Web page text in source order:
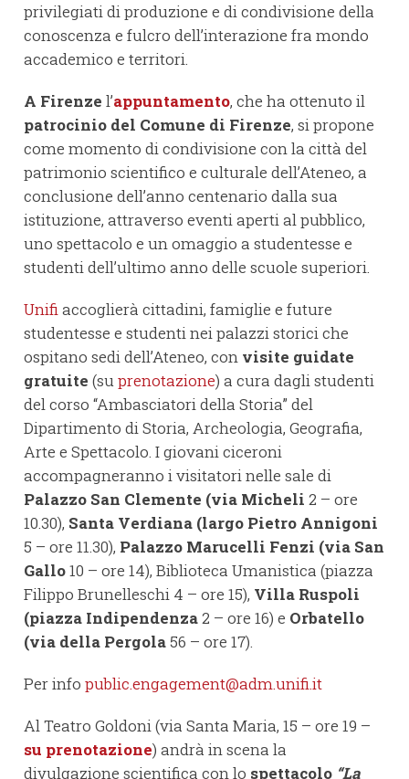
privilegiati di produzione e di condivisione della
conoscenza e fulcro dell’interazione fra mondo
accademico e territori.
A Firenze l’appuntamento, che ha ottenuto il
patrocinio del Comune di Firenze, si propone
come momento di condivisione con la città del
patrimonio scientifico e culturale dell’Ateneo, a
conclusione dell’anno centenario dalla sua
istituzione, attraverso eventi aperti al pubblico,
uno spettacolo e un omaggio a studentesse e
studenti dell’ultimo anno delle scuole superiori.
Unifiaccoglierà cittadini, famiglie e future
studentesse e studenti nei palazzi storici che
ospitano sedi dell’Ateneo, con visite guidate
gratuite (suprenotazione) a cura dagli studenti
del corso “Ambasciatori della Storia” del
Dipartimento di Storia, Archeologia, Geografia,
Arte e Spettacolo. I giovani ciceroni
accompagneranno i visitatori nelle sale di
Palazzo San Clemente (via Micheli 2 – ore
10.30), Santa Verdiana (largo Pietro Annigoni
5 – ore 11.30), Palazzo Marucelli Fenzi (via San
Gallo10 – ore 14), Biblioteca Umanistica (piazza
Filippo Brunelleschi 4 – ore 15), Villa Ruspoli
(piazza Indipendenza2 – ore 16) e Orbatello
(via della Pergola56 – ore 17).
Per info public.engagement@adm.unifi.it
Al Teatro Goldoni (via Santa Maria, 15 – ore 19 –
su prenotazione) andrà in scena la
divulgazione scientifica con lo spettacolo “La